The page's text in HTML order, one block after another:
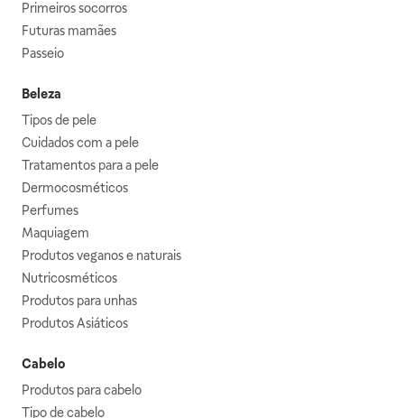
Primeiros socorros
Futuras mamães
Passeio
Beleza
Tipos de pele
Cuidados com a pele
Tratamentos para a pele
Dermocosméticos
Perfumes
Maquiagem
Produtos veganos e naturais
Nutricosméticos
Produtos para unhas
Produtos Asiáticos
Cabelo
Produtos para cabelo
Tipo de cabelo